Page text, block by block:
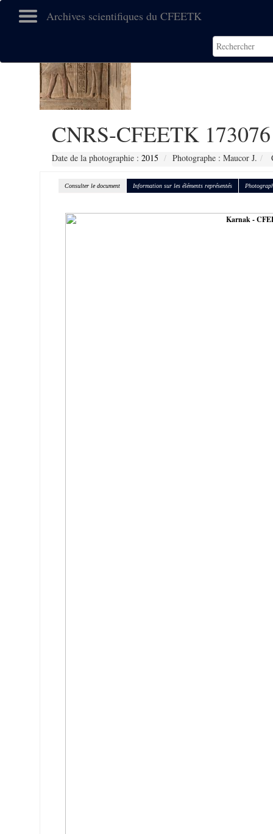
Archives scientifiques du CFEETK
CNRS-CFEETK 173076
Date de la photographie : 2015 Photographe : Maucor J.
Consulter le document Information sur les éléments représentés